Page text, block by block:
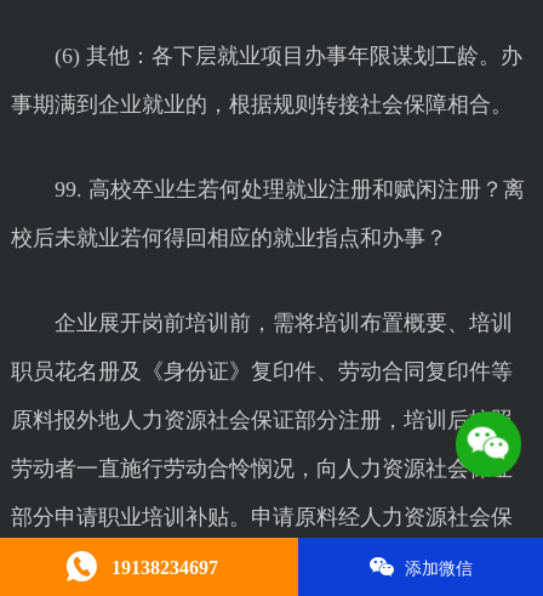
(6) 其他：各下层就业项目办事年限谋划工龄。办
事期满到企业就业的，根据规则转接社会保障相合。
99. 高校卒业生若何处理就业注册和赋闲注册？离
校后未就业若何得回相应的就业指点和办事？
企业展开岗前培训前，需将培训布置概要、培训
职员花名册及《身份证》复印件、劳动合同复印件等
原料报外地人力资源社会保证部分注册，培训后按照
劳动者一直施行劳动合怜悯况，向人力资源社会保证
部分申请职业培训补贴。申请原料经人力资源社会保
证部分审核后，财务部分按规则将补贴资金直接拨入
19138234697 添加微信